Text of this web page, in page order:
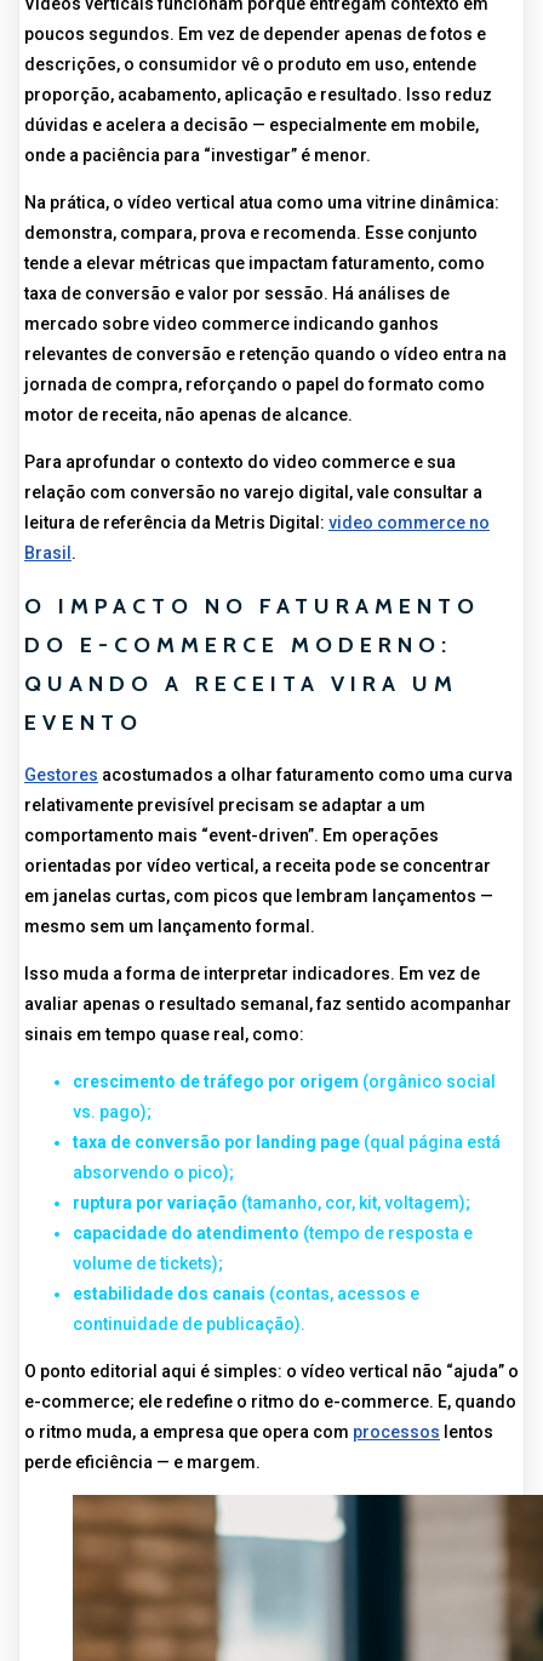
poucos segundos. Em vez de depender apenas de fotos e
descrições, o consumidor vê o produto em uso, entende
proporção, acabamento, aplicação e resultado. Isso reduz
dúvidas e acelera a decisão — especialmente em mobile,
onde a paciência para “investigar” é menor.
Na prática, o vídeo vertical atua como uma vitrine dinâmica:
demonstra, compara, prova e recomenda. Esse conjunto
tende a elevar métricas que impactam faturamento, como
taxa de conversão e valor por sessão. Há análises de
mercado sobre video commerce indicando ganhos
relevantes de conversão e retenção quando o vídeo entra na
jornada de compra, reforçando o papel do formato como
motor de receita, não apenas de alcance.
Para aprofundar o contexto do video commerce e sua
relação com conversão no varejo digital, vale consultar a
leitura de referência da Metris Digital: video commerce no
Brasil .
O IMPACTO NO FATURAMENTO
DO E-COMMERCE MODERNO:
QUANDO A RECEITA VIRA UM
EVENTO
Gestores acostumados a olhar faturamento como uma curva
relativamente previsível precisam se adaptar a um
comportamento mais “event-driven”. Em operações
orientadas por vídeo vertical, a receita pode se concentrar
em janelas curtas, com picos que lembram lançamentos —
mesmo sem um lançamento formal.
Isso muda a forma de interpretar indicadores. Em vez de
avaliar apenas o resultado semanal, faz sentido acompanhar
sinais em tempo quase real, como:
crescimento de tráfego por origem (orgânico social
vs. pago);
taxa de conversão por landing page (qual página está
absorvendo o pico);
ruptura por variação (tamanho, cor, kit, voltagem);
capacidade do atendimento (tempo de resposta e
volume de tickets);
estabilidade dos canais (contas, acessos e
continuidade de publicação).
O ponto editorial aqui é simples: o vídeo vertical não “ajuda” o
e-commerce; ele redefine o ritmo do e-commerce. E, quando
o ritmo muda, a empresa que opera com processos lentos
perde eficiência — e margem.